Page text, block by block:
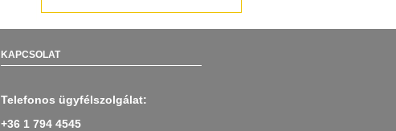
KAPCSOLAT
Telefonos ügyfélszolgálat:
+36 1 794 4545